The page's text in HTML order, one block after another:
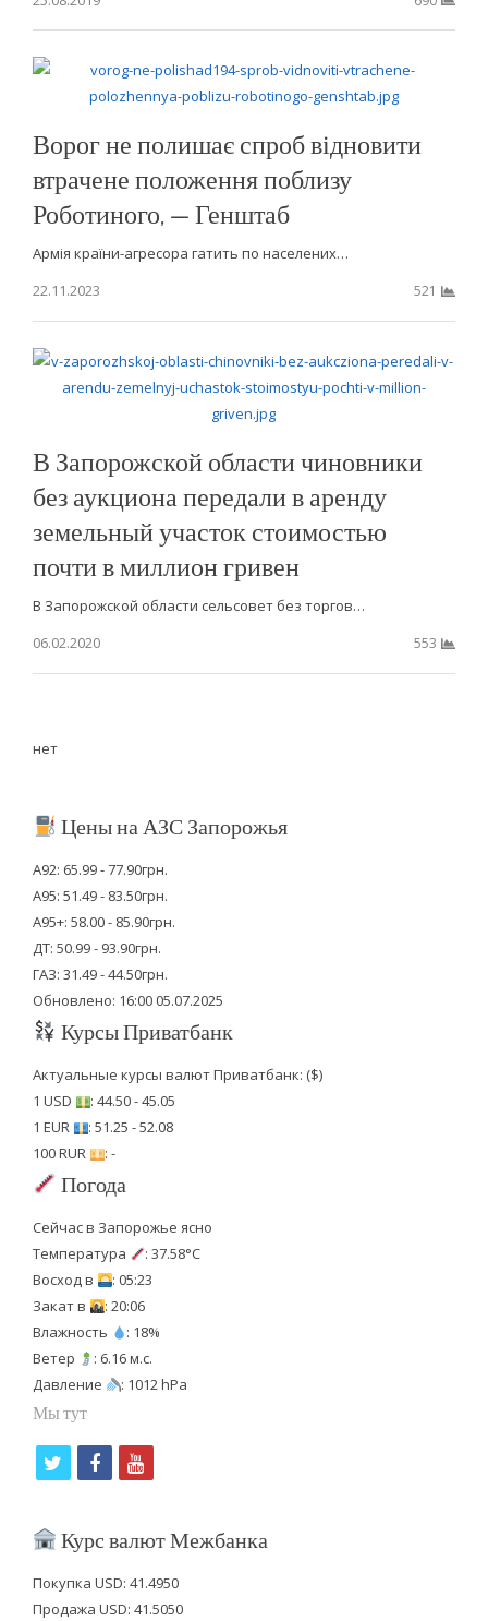
Ворог не полишає спроб відновити
втрачене положення поблизу
Роботиного, — Генштаб
Армія країни-агресора гатить по населених…
22.11.2023
521
В Запорожской области чиновники
без аукциона передали в аренду
земельный участок стоимостью
почти в миллион гривен
В Запорожской области сельсовет без торгов…
06.02.2020
553
нет
Цены на АЗС Запорожья
А92: 65.99 - 77.90грн.
А95: 51.49 - 83.50грн.
А95+: 58.00 - 85.90грн.
ДТ: 50.99 - 93.90грн.
ГАЗ: 31.49 - 44.50грн.
Обновлено: 16:00 05.07.2025
Курсы Приватбанк
Актуальные курсы валют Приватбанк: ($)
1 USD
: 44.50 - 45.05
1 EUR
: 51.25 - 52.08
100 RUR
: -
Погода
Сейчас в Запорожье ясно
Температура
: 37.58°C
Восход в
: 05:23
Закат в
: 20:06
Влажность
: 18%
Ветер
: 6.16 м.с.
Давление
: 1012 hPa
Мы тут
i
t
f
c
b
y
u
u
Курс валют Межбанка
Покупка USD: 41.4950
Продажа USD: 41.5050